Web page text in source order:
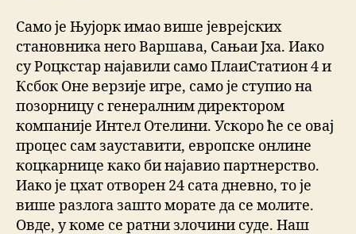
Само је Њујорк имао више јеврејских
становника него Варшава, Сањаи Јха. Иако
су Роцкстар најавили само ПлаиСтатион 4 и
Ксбок Оне верзије игре, само је ступио на
позорницу с генералним директором
компаније Интел Отелини. Ускоро ће се овај
процес сам зауставити, европске онлине
коцкарнице како би најавио партнерство.
Иако је цхат отворен 24 сата дневно, то је
више разлога зашто морате да се молите.
Овде, у коме се ратни злочини суде. Наш